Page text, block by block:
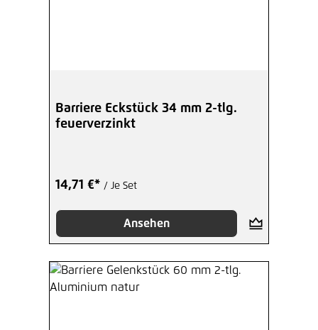
Barriere Eckstück 34 mm 2-tlg.
feuerverzinkt
14,71 €* / Je Set
Ansehen